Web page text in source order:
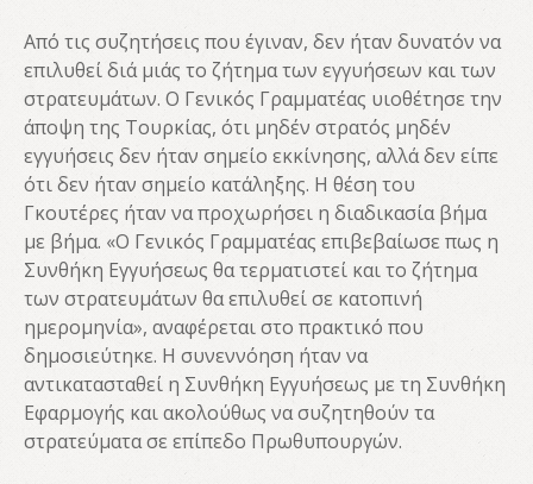
Από τις συζητήσεις που έγιναν, δεν ήταν δυνατόν να
επιλυθεί διά μιάς το ζήτημα των εγγυήσεων και των
στρατευμάτων. Ο Γενικός Γραμματέας υιοθέτησε την
άποψη της Τουρκίας, ότι μηδέν στρατός μηδέν
εγγυήσεις δεν ήταν σημείο εκκίνησης, αλλά δεν είπε
ότι δεν ήταν σημείο κατάληξης. Η θέση του
Γκουτέρες ήταν να προχωρήσει η διαδικασία βήμα
με βήμα. «Ο Γενικός Γραμματέας επιβεβαίωσε πως η
Συνθήκη Εγγυήσεως θα τερματιστεί και το ζήτημα
των στρατευμάτων θα επιλυθεί σε κατοπινή
ημερομηνία», αναφέρεται στο πρακτικό που
δημοσιεύτηκε. Η συνεννόηση ήταν να
αντικατασταθεί η Συνθήκη Εγγυήσεως με τη Συνθήκη
Εφαρμογής και ακολούθως να συζητηθούν τα
στρατεύματα σε επίπεδο Πρωθυπουργών.